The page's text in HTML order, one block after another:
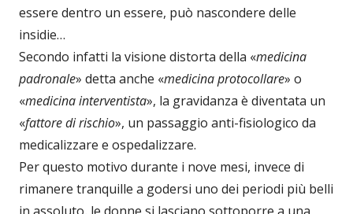
essere dentro un essere, può nascondere delle
insidie…
Secondo infatti la visione distorta della «medicina
padronale» detta anche «medicina protocollare» o
«medicina interventista», la gravidanza è diventata un
«fattore di rischio», un passaggio anti-fisiologico da
medicalizzare e ospedalizzare.
Per questo motivo durante i nove mesi, invece di
rimanere tranquille a godersi uno dei periodi più belli